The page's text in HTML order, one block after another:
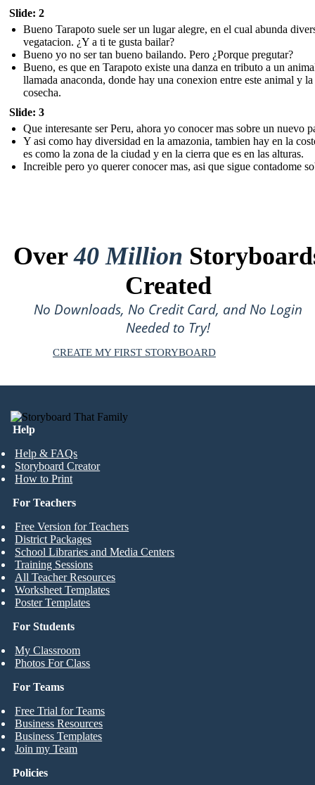
Slide: 2
Bueno Tarapoto suele ser un lugar alegre, en el cual abunda
vegatacion. ¿Y a ti te gusta bailar?
Bueno yo no ser tan bueno bailando. Pero ¿Porque pregutar?
Bueno, es que en Tarapoto existe una danza en tributo a un
llamada anaconda, donde hay una conexion entre este animal y la
cosecha.
Slide: 3
Que interesante ser Peru, ahora yo conocer mas sobre un nuevo
Y asi como hay diversidad en la amazonia, tambien hay en la
es como la zona de la ciudad y en la cierra que es en las alturas.
Increible pero yo querer conocer mas, asi que sigue contadome
Over40 Million
Created
No Downloads, No Credit Card, and No Login
Needed to Try!
CREATE MY FIRST STORYBOARD
Help
Help & FAQs
Storyboard Creator
How to Print
For Students
My Classroom
Photos For Class
For Teachers
Free Version for Teachers
District Packages
School Libraries and Media Centers
Training Sessions
All Teacher Resources
Worksheet Templates
Poster Templates
For Teams
Free Trial for Teams
Business Resources
Business Templates
Join my Team
Policies